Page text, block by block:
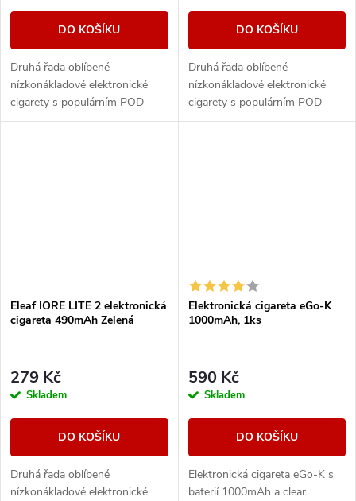
DO KOŠÍKU
Druhá řada oblíbené
nízkonákladové elektronické
cigarety s populárním POD
systémem od společnosti Eleaf.
DO KOŠÍKU
Druhá řada oblíbené
nízkonákladové elektronické
cigarety s populárním POD
systémem od společnosti Eleaf.
Eleaf IORE LITE 2 elektronická
cigareta 490mAh Zelená
279 Kč
Skladem
DO KOŠÍKU
Druhá řada oblíbené
nízkonákladové elektronické
Elektronická cigareta eGo-K
1000mAh, 1ks
590 Kč
Skladem
DO KOŠÍKU
Elektronická cigareta eGo-K s
baterií 1000mAh a clear